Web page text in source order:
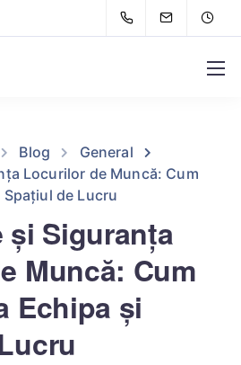
Blog
General
Locurilor de Muncă: Cum
de Lucru
și Siguranța
Muncă: Cum
Echipa și